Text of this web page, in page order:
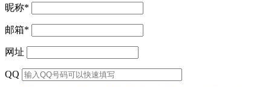
昵称*
邮箱*
网址
QQ